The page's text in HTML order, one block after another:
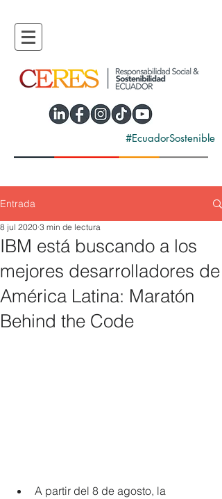
#EcuadorSostenible
Entrada
IBM está buscando a los
mejores desarrolladores de
América Latina: Maratón
Behind the Code
8 jul 2020 3 min de lectura
A partir del 8 de agosto, la